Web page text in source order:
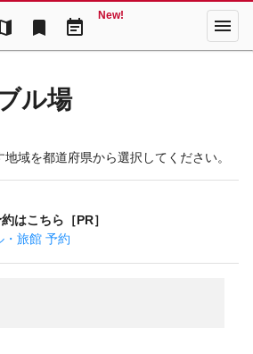
bookmark event_note
New! menu
ル場
域を都道府県から選択してください。
はこちら［PR］
・旅館 予約